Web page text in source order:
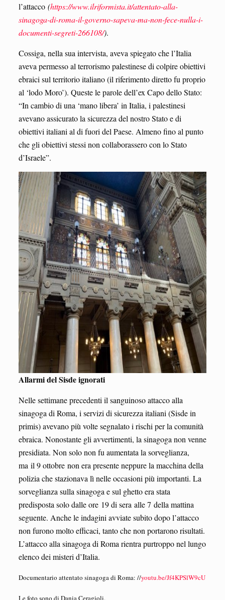
l’attacco (https://www.ilriformista.it/attentato-alla-
sinagoga-di-roma-il-governo-sapeva-ma-non-fece-nulla-i-
documenti-segreti-266108/).
Cossiga, nella sua intervista, aveva spiegato che l’Italia
aveva permesso al terrorismo palestinese di colpire obiettivi
ebraici sul territorio italiano (il riferimento diretto fu proprio
al ‘lodo Moro’). Queste le parole dell’ex Capo dello Stato:
“In cambio di una ‘mano libera’ in Italia, i palestinesi
avevano assicurato la sicurezza del nostro Stato e di
obiettivi italiani al di fuori del Paese. Almeno fino al punto
che gli obiettivi stessi non collaborassero con lo Stato
d’Israele”.
Allarmi del Sisde ignorati
Nelle settimane precedenti il sanguinoso attacco alla
sinagoga di Roma, i servizi di sicurezza italiani (Sisde in
primis) avevano più volte segnalato i rischi per la comunità
ebraica. Nonostante gli avvertimenti, la sinagoga non venne
presidiata. Non solo non fu aumentata la sorveglianza,
ma il 9 ottobre non era presente neppure la macchina della
polizia che stazionava lì nelle occasioni più importanti. La
sorveglianza sulla sinagoga e sul ghetto era stata
predisposta solo dalle ore 19 di sera alle 7 della mattina
seguente. Anche le indagini avviate subito dopo l’attacco
non furono molto efficaci, tanto che non portarono risultati.
L’attacco alla sinagoga di Roma rientra purtroppo nel lungo
elenco dei misteri d’Italia.
Documentario attentato sinagoga di Roma: //youtu.be/Jf4KPSlW9cU
Le foto sono di Dania Ceragioli.